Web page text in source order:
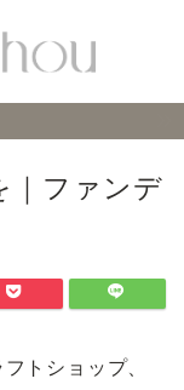
｜ファンデ
トショップ、